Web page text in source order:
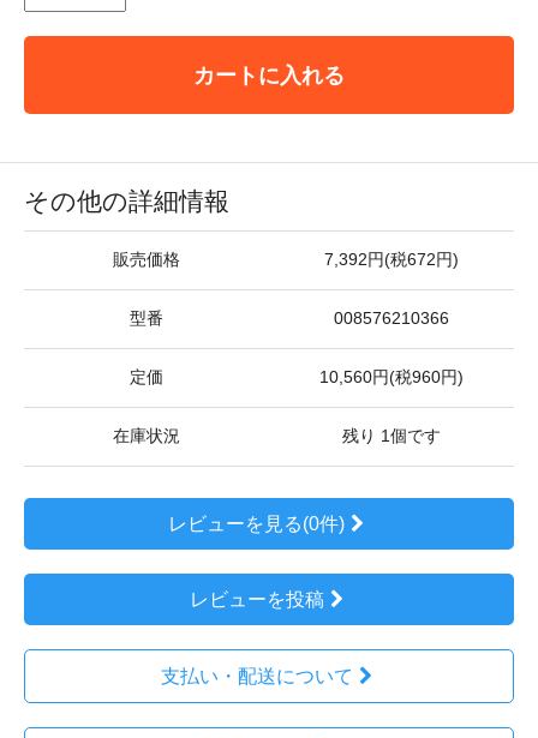
カートに入れる
その他の詳細情報
販売価格 7,392円(税672円)
型番 008576210366
定価 10,560円(税960円)
在庫状況 残り 1個です
レビューを見る(0件)
レビューを投稿
支払い・配送について